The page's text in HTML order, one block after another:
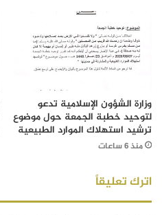
وزارة الشؤون الإسلامية تدعو
لتوحيد خطبة الجمعة حول موضوع
ترشيد استهلاك الموارد الطبيعية
منذ 6 ساعات
اترك تعليقاً